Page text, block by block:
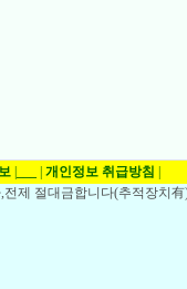
개인정보 취급방침
제 절대금합니다(추적장치